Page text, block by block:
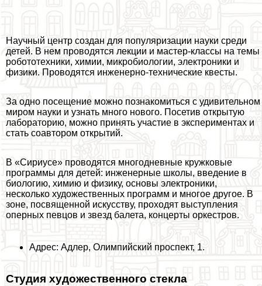
Научный центр создан для популяризации науки среди
детей. В нем проводятся лекции и мастер-классы на темы
робототехники, химии, микробиологии, электроники и
физики. Проводятся инженерно-технические квесты.
За одно посещение можно познакомиться с удивительном
миром науки и узнать много нового. Посетив открытую
лабораторию, можно принять участие в экспериментах и
стать соавтором открытий.
В «Сириусе» проводятся многодневные кружковые
программы для детей: инженерные школы, введение в
биологию, химию и физику, основы электроники,
несколько художественных программ и многое другое. В
зоне, посвященной искусству, проходят выступления
оперных певцов и звезд балета, концерты оркестров.
Адрес: Адлер, Олимпийский проспект, 1.
Студия художественного стекла